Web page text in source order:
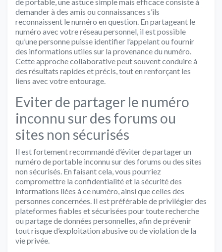
demander à des amis ou connaissances s’ils
reconnaissent le numéro en question. En partageant le
numéro avec votre réseau personnel, il est possible
qu’une personne puisse identifier l’appelant ou fournir
des informations utiles sur la provenance du numéro.
Cette approche collaborative peut souvent conduire à
des résultats rapides et précis, tout en renforçant les
liens avec votre entourage.
Eviter de partager le numéro
inconnu sur des forums ou
sites non sécurisés
Il est fortement recommandé d’éviter de partager un
numéro de portable inconnu sur des forums ou des sites
non sécurisés. En faisant cela, vous pourriez
compromettre la confidentialité et la sécurité des
informations liées à ce numéro, ainsi que celles des
personnes concernées. Il est préférable de privilégier des
plateformes fiables et sécurisées pour toute recherche
ou partage de données personnelles, afin de prévenir
tout risque d’exploitation abusive ou de violation de la
vie privée.